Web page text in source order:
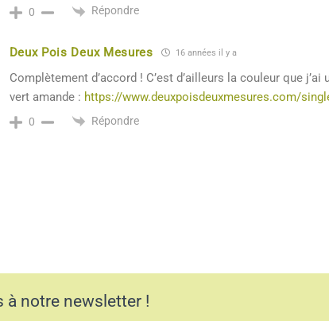
0 Répondre
Deux Pois Deux Mesures 16 années il y a
Complètement d’accord ! C’est d’ailleurs la couleur que
vert amande : https://www.deuxpoisdeuxmesures.com/
0 Répondre
à notre newsletter !